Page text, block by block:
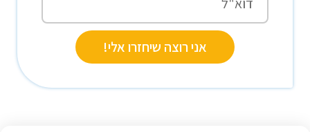
אני רוצה שיחזרו אלי!